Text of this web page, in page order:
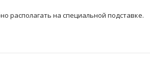
располагать на специальной подставке.